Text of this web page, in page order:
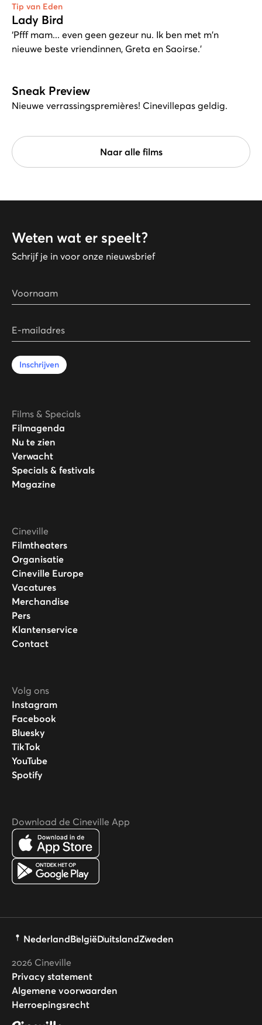
Tip van Eden
Lady Bird
‘Pfff mam... even geen gezeur nu. Ik ben met m'n
nieuwe beste vriendinnen, Greta en Saoirse.’
Sneak Preview
Nieuwe verrassingspremières! Cinevillepas geldig.
Naar alle films
Weten wat er speelt?
Schrijf je in voor onze nieuwsbrief
Voornaam
E-mailadres
Inschrijven
Films & Specials
Filmagenda
Nu te zien
Verwacht
Specials & festivals
Magazine
Cineville
Filmtheaters
Organisatie
Cineville Europe
Vacatures
Merchandise
Pers
Klantenservice
Contact
Volg ons
Instagram
Facebook
Bluesky
TikTok
YouTube
Spotify
Download de Cineville App
NederlandBelgiëDuitslandZweden
2026 Cineville
Privacy statement
Algemene voorwaarden
Herroepingsrecht